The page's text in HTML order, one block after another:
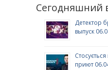
Сегодняшний
Детектор
выпуск
приют